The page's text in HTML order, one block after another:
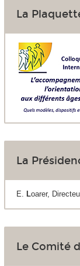
La
La
E. Loarer,
Le Comité